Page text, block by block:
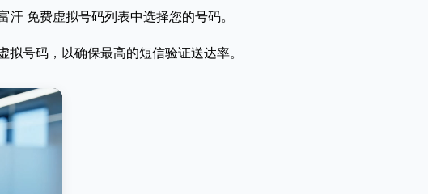
免费虚拟号码列表中选择您的号码。
号码，以确保最高的短信验证送达率。